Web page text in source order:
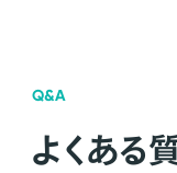
Q&A
よくある